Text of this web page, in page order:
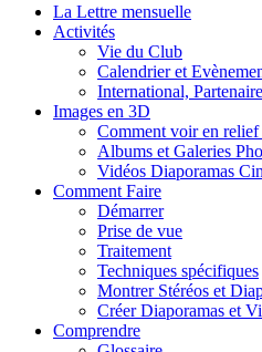
La Lettre mensuelle
Activités
Vie du Club
Calendrier et
International,
Images en 3D
Comment voir en
Albums et Galeries
Vidéos Diaporamas
Comment Faire
Démarrer
Prise de vue
Traitement
Techniques spécifiques
Montrer Stéréos et
Créer Diaporamas et
Comprendre